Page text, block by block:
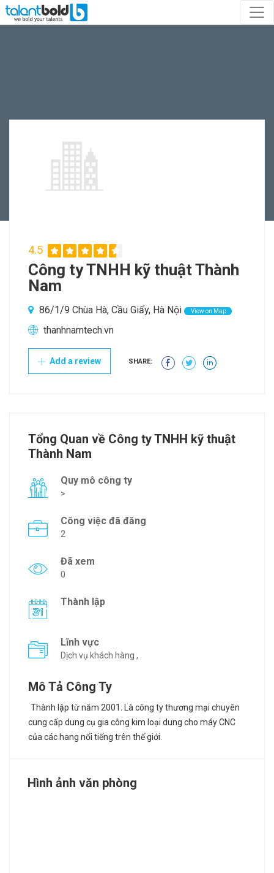
4.5
Công ty TNHH kỹ thuật Thành
Nam
86/1/9 Chùa Hà, Cầu Giấy, Hà Nội View on Map
thanhnamtech.vn
Add a review SHARE:
Tổng Quan về Công ty TNHH kỹ thuật
Thành Nam
Quy mô công ty
>
Công việc đã đăng
2
Đã xem
0
Thành lập
Lĩnh vực
Dịch vụ khách hàng ,
Mô Tả Công Ty
Thành lập từ năm 2001. Là công ty thương mại chuyên
cung cấp dung cụ gia công kim loại dung cho máy CNC
của các hang nổi tiếng trên thế giới.
Hình ảnh văn phòng